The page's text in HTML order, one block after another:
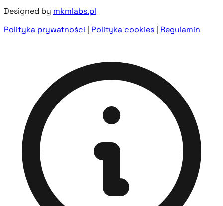
Designed by mkmlabs.pl
Polityka prywatności | Polityka cookies | Regulamin